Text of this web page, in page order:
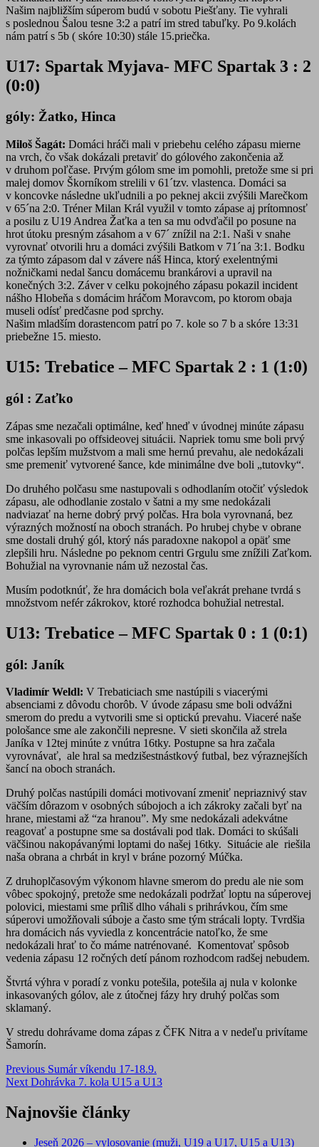
Našim najbližším súperom budú v sobotu Piešťany. Tie vyhrali
s poslednou Šalou tesne 3:2 a patrí im stred tabuľky. Po 9.kolách
nám patrí s 5b ( skóre 10:30) stále 15.priečka.
U17: Spartak Myjava- MFC Spartak 3 : 2
(0:0)
góly: Žatko, Hinca
Miloš Šagát: Domáci hráči mali v priebehu celého zápasu mierne
na vrch, čo však dokázali pretaviť do gólového zakončenia až
v druhom poľčase. Prvým gólom sme im pomohli, pretože sme si pri
malej domov Škorníkom strelili v 61´tzv. vlastenca. Domáci sa
v koncovke následne ukľudnili a po peknej akcii zvýšili Marečkom
v 65´na 2:0. Tréner Milan Král využil v tomto zápase aj prítomnosť
a posilu z U19 Andrea Žaťka a ten sa mu odvďačil po posune na
hrot útoku presným zásahom a v 67´ znížil na 2:1. Naši v snahe
vyrovnať otvorili hru a domáci zvýšili Batkom v 71´na 3:1. Bodku
za týmto zápasom dal v závere náš Hinca, ktorý exelentnými
nožničkami nedal šancu domácemu brankárovi a upravil na
konečných 3:2. Záver v celku pokojného zápasu pokazil incident
nášho Hlobeňa s domácim hráčom Moravcom, po ktorom obaja
museli odísť predčasne pod sprchy.
Našim mladším dorastencom patrí po 7. kole so 7 b a skóre 13:31
priebežne 15. miesto.
U15: Trebatice – MFC Spartak 2 : 1 (1:0)
gól : Zaťko
Zápas sme nezačali optimálne, keď hneď v úvodnej minúte zápasu
sme inkasovali po offsideovej situácii. Napriek tomu sme boli prvý
polčas lepším mužstvom a mali sme hernú prevahu, ale nedokázali
sme premeniť vytvorené šance, kde minimálne dve boli „tutovky“.
Do druhého polčasu sme nastupovali s odhodlaním otočiť výsledok
zápasu, ale odhodlanie zostalo v šatni a my sme nedokázali
nadviazať na herne dobrý prvý polčas. Hra bola vyrovnaná, bez
výrazných možností na oboch stranách. Po hrubej chybe v obrane
sme dostali druhý gól, ktorý nás paradoxne nakopol a opäť sme
zlepšili hru. Následne po peknom centri Grgulu sme znížili Zaťkom.
Bohužial na vyrovnanie nám už nezostal čas.
Musím podotknúť, že hra domácich bola veľakrát prehane tvrdá s
množstvom nefér zákrokov, ktoré rozhodca bohužial netrestal.
U13: Trebatice – MFC Spartak 0 : 1 (0:1)
gól: Janík
Vladimír Weldl: V Trebaticiach sme nastúpili s viacerými
absenciami z dôvodu chorôb. V úvode zápasu sme boli odvážni
smerom do predu a vytvorili sme si optickú prevahu. Viaceré naše
pološance sme ale zakončili nepresne. V sieti skončila až strela
Janíka v 12tej minúte z vnútra 16tky. Postupne sa hra začala
vyrovnávať, ale hral sa medzišestnástkový futbal, bez výraznejších
šancí na oboch stranách.
Druhý polčas nastúpili domáci motivovaní zmeniť nepriaznivý stav
väčším dôrazom v osobných súbojoch a ich zákroky začali byť na
hrane, miestami až “za hranou”. My sme nedokázali adekvátne
reagovať a postupne sme sa dostávali pod tlak. Domáci to skúšali
väčšinou nakopávanými loptami do našej 16tky. Situácie ale riešila
naša obrana a chrbát in kryl v bráne pozorný Múčka.
Z druhoplčasovým výkonom hlavne smerom do predu ale nie som
vôbec spokojný, pretože sme nedokázali podržať loptu na súperovej
polovici, miestami sme prîliš dlho váhali s prihrávkou, čím sme
súperovi umožňovali súboje a často sme tým strácali lopty. Tvrdšia
hra domácich nás vyviedla z koncentrácie natoľko, že sme
nedokázali hrať to čo máme natrénované. Komentovať spôsob
vedenia zápasu 12 ročných detí pánom rozhodcom radšej nebudem.
Štvrtá výhra v poradí z vonku potešila, potešila aj nula v kolonke
inkasovaných gólov, ale z útočnej fázy hry druhý polčas som
sklamaný.
V stredu dohrávame doma zápas z ČFK Nitra a v nedeľu privítame
Šamorín.
Post
navigation
Previous Sumár víkendu 17-18.9.
Next Dohrávka 7. kola U15 a U13
Najnovšie články
Jeseň 2026 – vylosovanie (muži, U19 a U17, U15 a U13)